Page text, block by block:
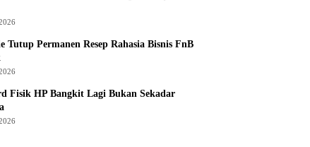
Tutup Permanen Resep Rahasia Bisnis FnB
Fisik HP Bangkit Lagi Bukan Sekadar